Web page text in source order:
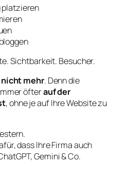
platzieren
Sichtbarkeit. Besucher.
nicht mehr. Denn die
öfterauf der
, ohne je auf Ihre Website zu
dass Ihre Firma auch
Gemini & Co.